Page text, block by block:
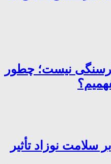
نیست؛ چطور
سلامت نوزاد تأثیر